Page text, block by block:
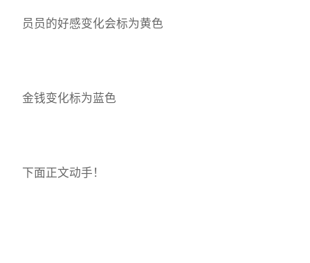
员员的好感变化会标为黄色
金钱变化标为蓝色
下面正文动手！